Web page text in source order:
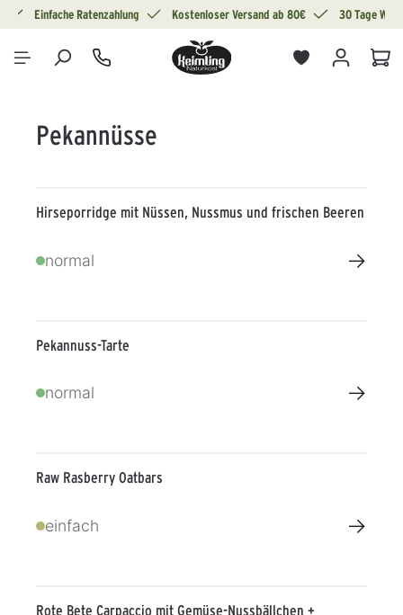
springen
Einfache Ratenzahlung Kostenloser Versand ab 80€ 30 Tage
Pekannüsse
Hirseporridge mit Nüssen, Nussmus und frischen Beeren
normal →
Pekannuss-Tarte
normal →
Raw Rasberry Oatbars
einfach →
Rote Bete Carpaccio mit Gemüse-Nussbällchen +